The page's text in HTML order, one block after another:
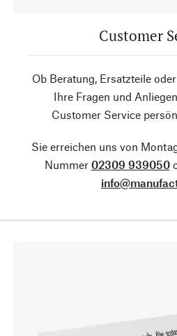
Customer
Ob Beratung, Ersatzteile
Ihre Fragen und
Customer Service
Sie erreichen uns von
Nummer 02309 939050